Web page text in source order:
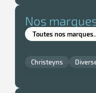
Nos
Toutes nos
Christeyns